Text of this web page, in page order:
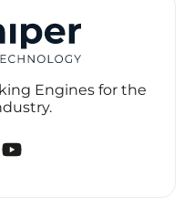
Engines for the